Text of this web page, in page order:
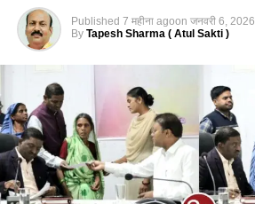
Published 7 महीना agoon जनवरी 6, 2026
By Tapesh Sharma ( Atul Sakti )